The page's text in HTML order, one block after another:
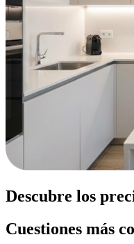
Descubre los
Cuestiones más